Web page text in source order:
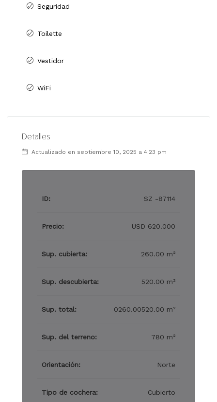
Seguridad
Toilette
Vestidor
WiFi
Detalles
Actualizado en septiembre 10, 2025 a 4:23 pm
ID: SZ -87114
Precio: USD 620.000
Sup. cubierta: 260.00 m²
Sup. descubierta: 520.00 m²
Sup. total: 0260.00520.00 m²
Sup. del terreno: 780 m²
Orientación: Norte
Tipo de cochera: Cubierto